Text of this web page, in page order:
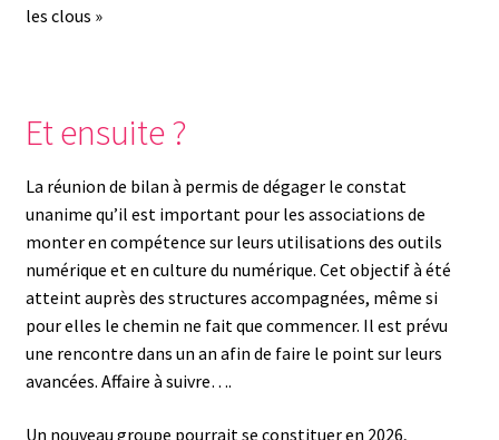
les clous »
Et ensuite ?
La réunion de bilan à permis de dégager le constat
unanime qu’il est important pour les associations de
monter en compétence sur leurs utilisations des outils
numérique et en culture du numérique. Cet objectif à été
atteint auprès des structures accompagnées, même si
pour elles le chemin ne fait que commencer. Il est prévu
une rencontre dans un an afin de faire le point sur leurs
avancées. Affaire à suivre….
Un nouveau groupe pourrait se constituer en 2026,